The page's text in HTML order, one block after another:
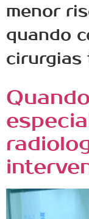
menor
quando
cirurgias